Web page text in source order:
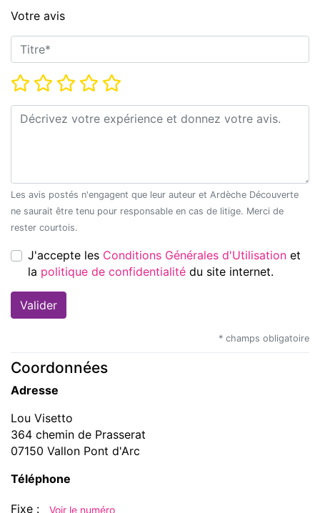
Votre avis
Titre*
Note*
Commentaire*
Les avis postés n'engagent que leur auteur et Ardèche Découverte
ne saurait être tenu pour responsable en cas de litige. Merci de
rester courtois.
J'accepte les Conditions Générales d'Utilisation et
la
politique de confidentialité du site internet.
* champs obligatoire
Coordonnées
Adresse
Lou Visetto
364 chemin de Prasserat
07150 Vallon Pont d'Arc
Téléphone
Fixe : Voir le numéro